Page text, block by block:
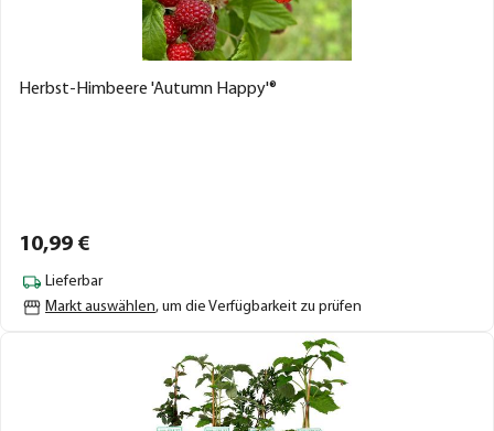
Herbst-Himbeere 'Autumn Happy'®
10,99 €
Lieferbar
Markt auswählen, um die Verfügbarkeit zu prüfen